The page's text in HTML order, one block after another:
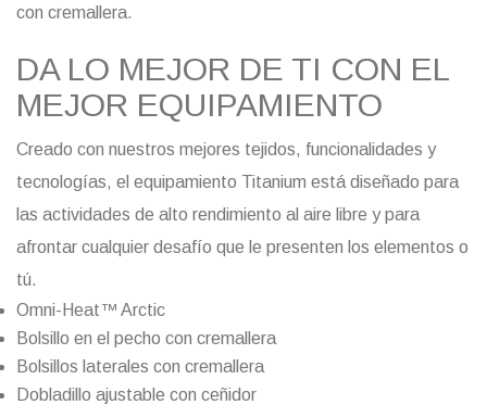
con cremallera.
DA LO MEJOR DE TI CON EL
MEJOR EQUIPAMIENTO
Creado con nuestros mejores tejidos, funcionalidades y
tecnologías, el equipamiento Titanium está diseñado para
las actividades de alto rendimiento al aire libre y para
afrontar cualquier desafío que le presenten los elementos o
tú.
Omni-Heat™ Arctic
Bolsillo en el pecho con cremallera
Bolsillos laterales con cremallera
Dobladillo ajustable con ceñidor